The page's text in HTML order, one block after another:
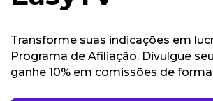
Transforme suas indicações em
Programa de Afiliação. Divulgue
ganhe 10% em comissões de